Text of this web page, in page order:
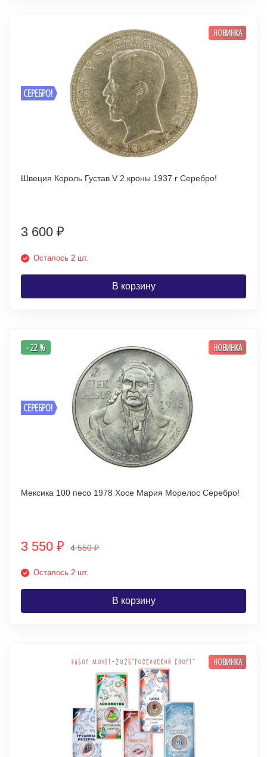
СЕРЕБРО!
НОВИНКА
Швеция Король Густав V 2 кроны 1937 г Серебро!
3 600 ₽
Осталось 2 шт.
В корзину
СЕРЕБРО!
- 22 % НОВИНКА
Мексика 100 песо 1978 Хосе Мария Морелос Серебро!
3 550 ₽ 4 550₽
Осталось 2 шт.
В корзину
НОВИНКА